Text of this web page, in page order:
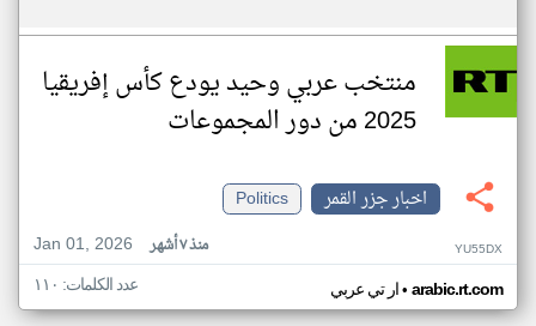
منتخب عربي وحيد يودع كأس إفريقيا
2025 من دور المجموعات
اخبار جزر القمر
Politics
Jan 01, 2026
منذ ٧ أشهر YU55DX
ار تي عربي• arabic.rt.com عدد الكلمات: ١١٠